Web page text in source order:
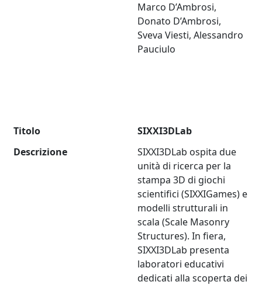
Marco D’Ambrosi,
Donato D’Ambrosi,
Sveva Viesti, Alessandro
Pauciulo
Titolo
SIXXI3DLab
Descrizione
SIXXI3DLab ospita due
unità di ricerca per la
stampa 3D di giochi
scientifici (SIXXIGames) e
modelli strutturali in
scala (Scale Masonry
Structures). In fiera,
SIXXI3DLab presenta
laboratori educativi
dedicati alla scoperta dei